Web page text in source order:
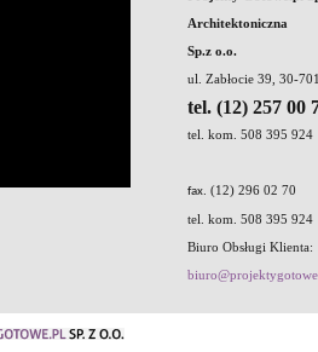
Architektoniczna
Sp.z o.o.
ul. Zabłocie 39, 30-
tel. (12) 257 00
tel. kom. 508 395 924
fax . (12) 296 02 70
tel. kom. 508 395 924
Biuro Obsługi Klienta: